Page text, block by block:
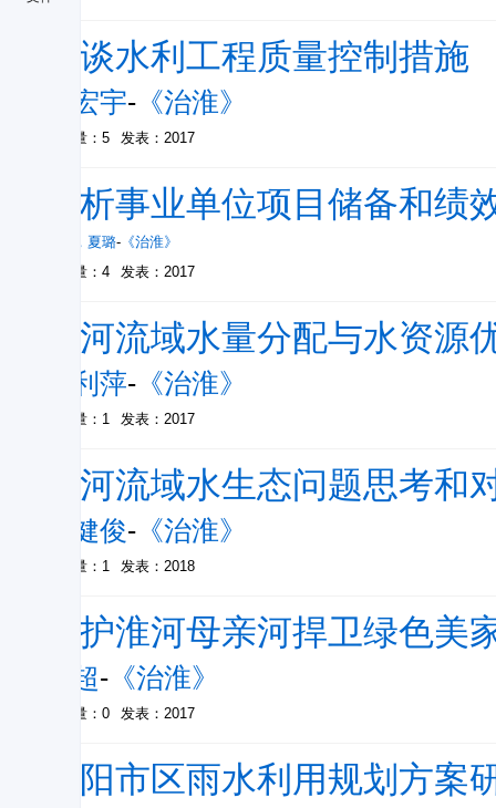
浅谈水利工程质量控制措施
王宏宇- 《治淮》
被引量：5 发表：2017
浅析事业单位项目储备和
， 夏璐- 《治淮》
被引量：4
发表：2017
淮河流域水量分配与水资源
刘利萍- 《治淮》
被引量：1 发表：2017
淮河流域水生态问题思考和
姜健俊- 《治淮》
被引量：1 发表：2018
保护淮河母亲河捍卫绿色美
黄超- 《治淮》
被引量：0 发表：2017
阜阳市区雨水利用规划方案